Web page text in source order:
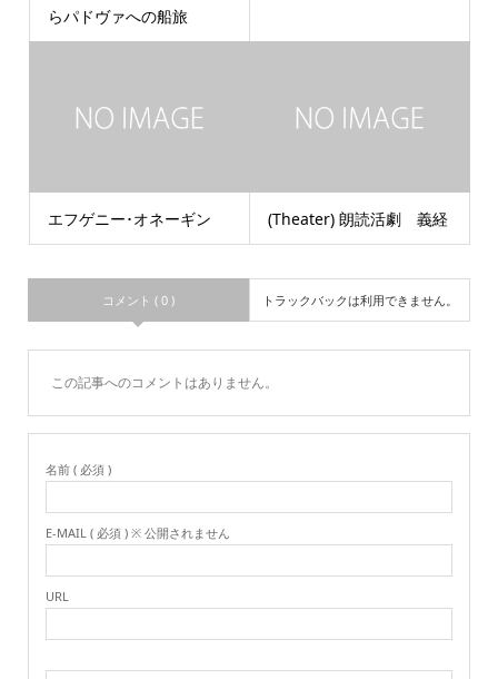
らパドヴァへの船旅
エフゲニー･オネーギン (Theater) 朗読活劇 義経
コメント ( 0 ) トラックバックは利用できません。
この記事へのコメントはありません。
名前 ( 必須 )
E-MAIL ( 必須 ) ※ 公開されません
URL